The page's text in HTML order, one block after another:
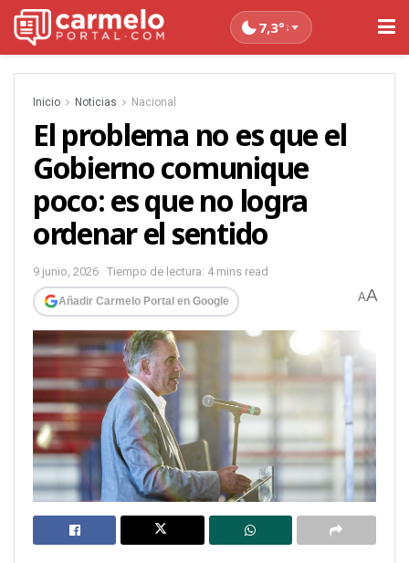
7,3°↓
Inicio Noticias Nacional
El problema no es que el
Gobierno comunique
poco: es que no logra
ordenar el sentido
9 junio, 2026 Tiempo de lectura: 4 mins read
Añadir Carmelo Portal en Google AA